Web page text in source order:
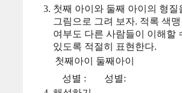
첫째 아이와 둘째 아이의 형질
그림으로 그려 보자. 적록 색맹
여부도 다른 사람들이 이해할
있도록 적절히 표현한다.
첫째아이
둘째아이
성별 :
성별: